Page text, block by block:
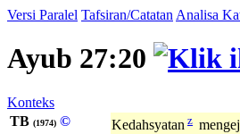
Versi Paralel Tafsiran/Catatan Analisa
Ayub 27:20
Konteks
TB (1974) ©
Kedahsyatan z